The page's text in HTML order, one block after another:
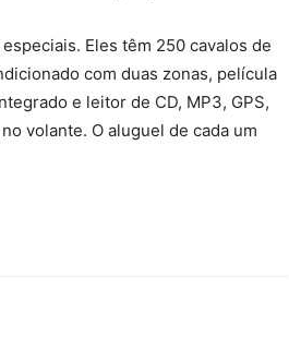
Eles têm 250 cavalos de
com duas zonas, película
e leitor de CD, MP3, GPS,
volante. O aluguel de cada um